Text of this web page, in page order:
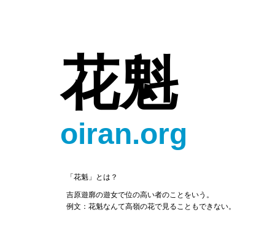
花魁
oiran.org
「花魁」とは？
吉原遊廓の遊女で位の高い者のことをいう。
例文：花魁なんて高嶺の花で見ることもできない。